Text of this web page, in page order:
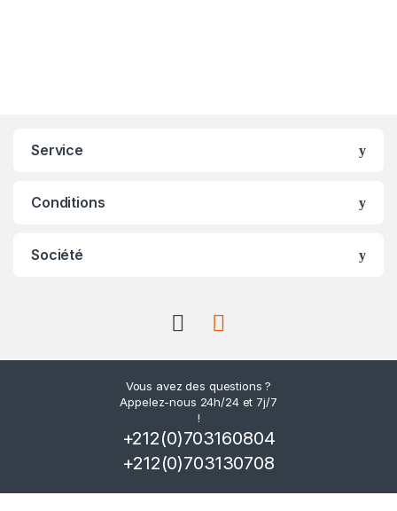
Service
Conditions
Société
Vous avez des questions ?
Appelez-nous 24h/24 et 7j/7
!
+212(0)703160804
+212(0)703130708